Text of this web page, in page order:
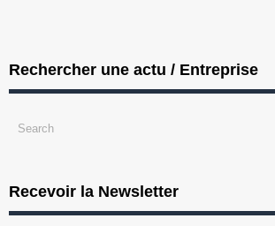
Rechercher une actu / Entreprise
Recevoir la Newsletter